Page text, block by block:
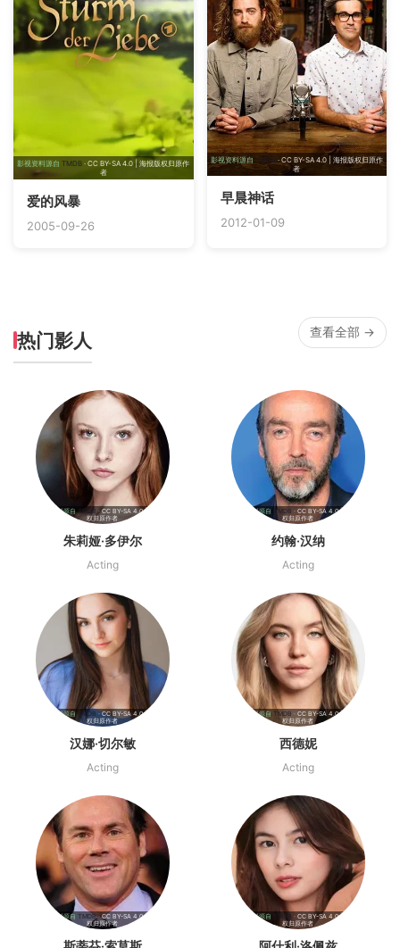
影视资料源自TMDB · CC BY-SA 4.0 | 海报版权归原作
者
爱的风暴
2005-09-26
影视资料源自 TMDB· CC BY-SA 4.0 | 海报版权归原作
者
早晨神话
2012-01-09
热门影人 查看全部 →
影视资料源自 TMDB · CC BY-SA 4.0 | 海报版
权归原作者
朱莉娅·多伊尔
Acting
影视资料源自 TMDB · CC BY-SA 4.0 | 海报版
权归原作者
约翰·汉纳
Acting
影视资料源自TMDB · CC BY-SA 4.0 | 海报版
权归原作者
汉娜·切尔敏
Acting
影视资料源自 TMDB · CC BY-SA 4.0 | 海报版
权归原作者
西德妮
Acting
影视资料源自 TMDB· CC BY-SA 4.0 | 海报版
权归原作者
影视资料源自 TMDB · CC BY-SA 4.0 | 海报版
权归原作者